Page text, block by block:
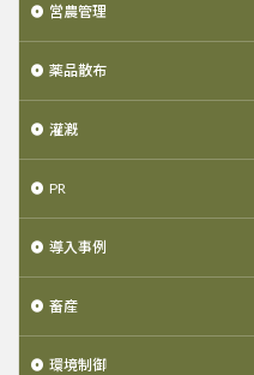
営農管理
薬品散布
灌漑
PR
導入事例
畜産
環境制御